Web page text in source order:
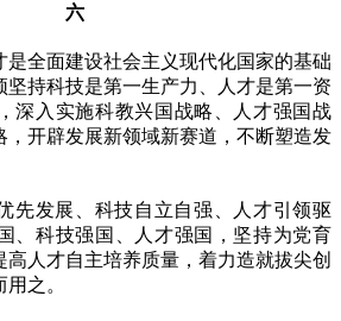
六
全面建设社会主义现代化国家的基础
坚持科技是第一生产力、人才是第一资
深入实施科教兴国战略、人才强国战
，开辟发展新领域新赛道，不断塑造发
发展、科技自立自强、人才引领驱
、科技强国、人才强国，坚持为党育
高人才自主培养质量，着力造就拔尖创
之。